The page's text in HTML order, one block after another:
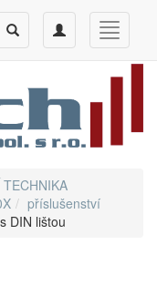
Toggle
Toggle
navigation
Toggle
search
příslušenství
DIN lištou